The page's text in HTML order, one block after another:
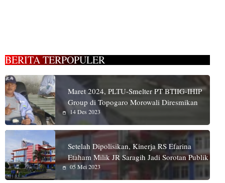
BERITA TERPOPULER
Maret 2024, PLTU-Smelter PT BTIIG-IHIP
Group di Topogaro Morowali Diresmikan
14 Des 2023
Setelah Dipolisikan, Kinerja RS Efarina
Etaham Milik JR Saragih Jadi Sorotan Publik
05 Mei 2023